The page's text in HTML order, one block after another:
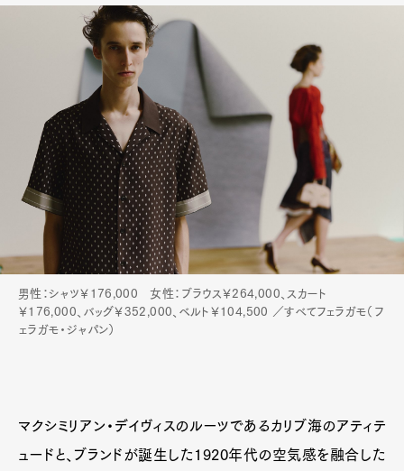
男性：シャツ￥176,000 女性：ブラウス￥264,000、スカート
￥176,000、バッグ￥352,000、ベルト￥104,500 ／すべてフェラガモ（フ
ェラガモ・ジャパン）
マクシミリアン・デイヴィスのルーツであるカリブ海のアティテ
ュードと、ブランドが誕生した1920年代の空気感を融合した